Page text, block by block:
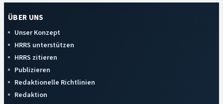
ÜBER UNS
Unser Konzept
HRRS unterstützen
HRRS zitieren
Publizieren
Redaktionelle Richtlinien
Redaktion